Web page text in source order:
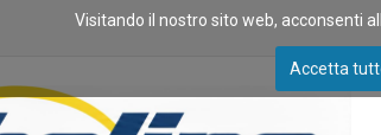
Visitando il nostro sito web, acconsenti
Accetta